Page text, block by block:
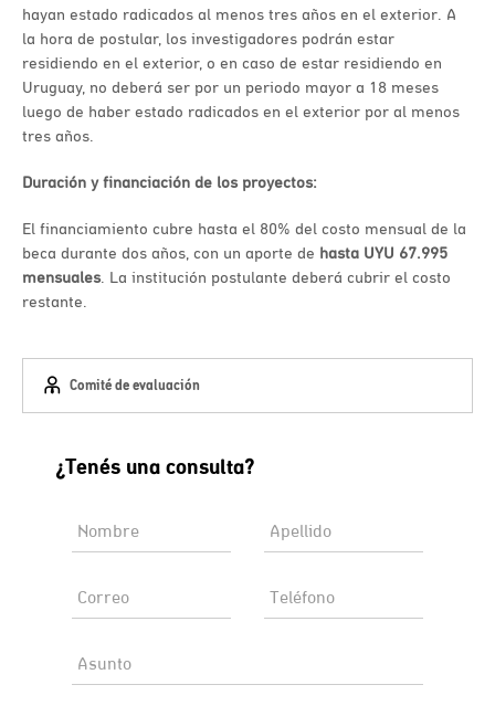
hayan estado radicados al menos tres años en el exterior. A
la hora de postular, los investigadores podrán estar
residiendo en el exterior, o en caso de estar residiendo en
Uruguay, no deberá ser por un periodo mayor a 18 meses
luego de haber estado radicados en el exterior por al menos
tres años.
Duración y financiación de los proyectos:
El financiamiento cubre hasta el 80% del costo mensual de la
beca durante dos años, con un aporte de hasta UYU 67.995
mensuales. La institución postulante deberá cubrir el costo
restante.
Comité de evaluación